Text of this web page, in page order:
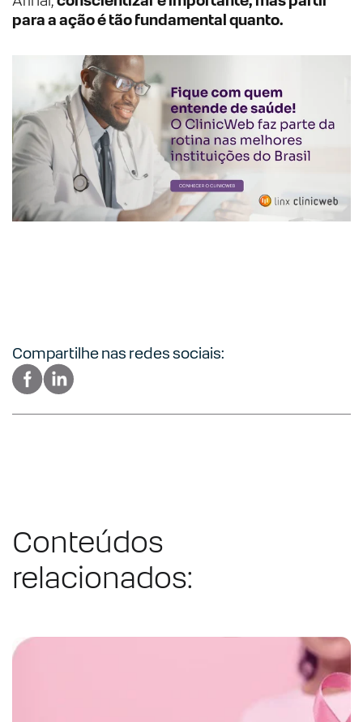
para a ação é tão fundamental quanto.
Compartilhe nas redes sociais:
Conteúdos
relacionados: